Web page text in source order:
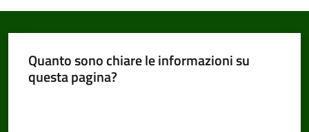
Quanto sono chiare le informazioni su
questa pagina?